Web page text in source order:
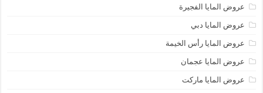
عروض المايا الفجيرة
عروض المايا دبي
عروض المايا رأس الخيمة
عروض المايا عجمان
عروض المايا ماركت